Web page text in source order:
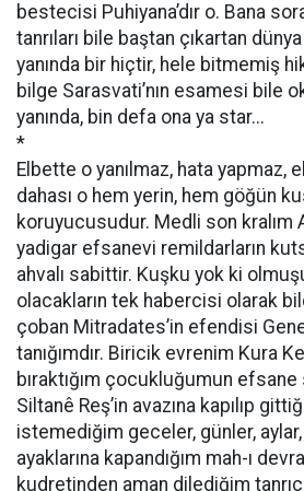
bestecisi Puhiyana’dır o. Bana
tanrıları bile baştan çıkartan
yanında bir hiçtir, hele bitmemiş
bilge Sarasvati’nın esamesi bile
yanında, bin defa ona ya star...
*
Elbette o yanılmaz, hata yapmaz,
dahası o hem yerin, hem göğün
koruyucusudur. Medli son kralım
yadigar efsanevi remildarların
ahvalı sabittir. Kuşku yok ki
olacakların tek habercisi olarak
çoban Mitradates’in efendisi
tanığımdır. Biricik evrenim Kura
bıraktığım çocukluğumun
Siltanê Reş’in avazına kapılıp
istemediğim geceler, günler, aylar,
ayaklarına kapandığım mah-ı
kudretinden aman dilediğim